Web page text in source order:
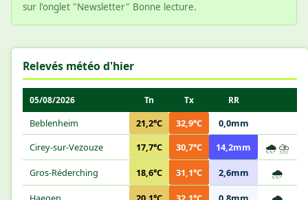
sur l'onglet "Newsletter" Bonne lecture.
Relevés météo d'hier
05/08/2026 Tn Tx RR
Beblenheim 21,2°C 32,9°C
0,0mm
Cirey-sur-Vezouze
17,7°C 30,7°C 14,2mm 🌧️ ⛈️
Gros-Réderching 18,6°C 31,1°C 2,6mm 🌧️